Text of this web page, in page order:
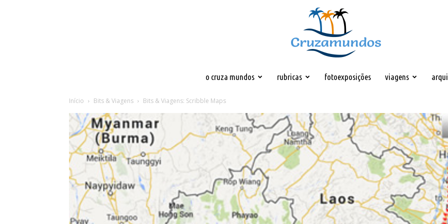
o cruza mundos rubricas fotoexposições viagens
Início Bits & Viagens Bits & Viagens: Scribble Maps